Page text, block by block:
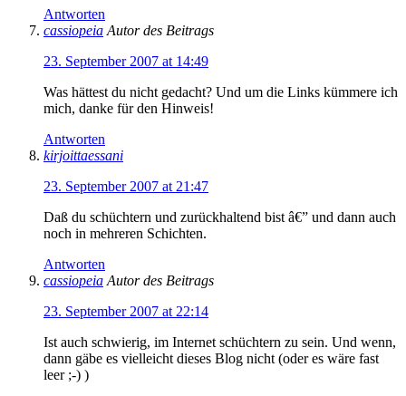
Antworten
cassiopeia Autor des Beitrags
23. September 2007 at 14:49
Was hättest du nicht gedacht? Und um die Links kümmere ich
mich, danke für den Hinweis!
Antworten
kirjoittaessani
23. September 2007 at 21:47
Daß du schüchtern und zurückhaltend bist â€” und dann auch
noch in mehreren Schichten.
Antworten
cassiopeia Autor des Beitrags
23. September 2007 at 22:14
Ist auch schwierig, im Internet schüchtern zu sein. Und wenn,
dann gäbe es vielleicht dieses Blog nicht (oder es wäre fast
leer ;-) )